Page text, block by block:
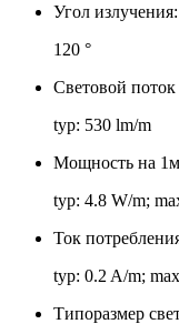
Угол излучения:
120 °
Световой
typ: 530 lm/m
Мощность на
typ: 4.8 W/m;
Ток
typ: 0.2 A/m;
Типоразмер